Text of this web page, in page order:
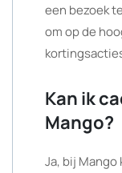
een bezoek
om op de
Kan ik
Mango?
Ja, bij